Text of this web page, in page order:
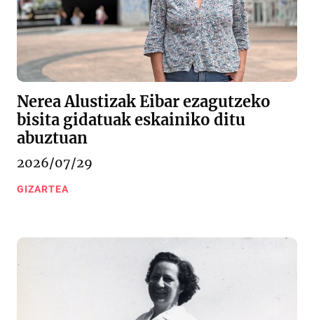
Nerea Alustizak Eibar ezagutzeko
bisita gidatuak eskainiko ditu
abuztuan
2026/07/29
GIZARTEA